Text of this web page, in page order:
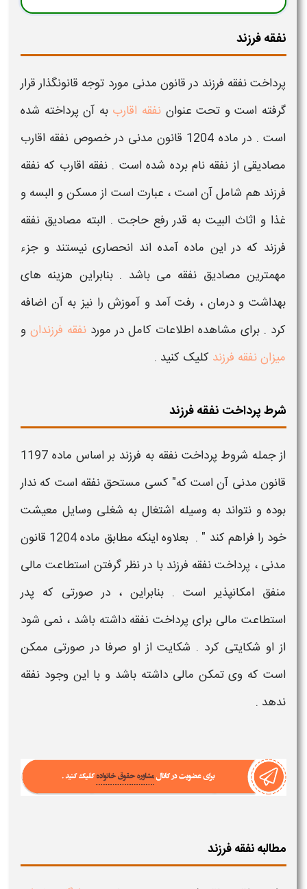
نفقه فرزند
پرداخت نفقه فرزند در قانون مدنی مورد توجه قانونگذار قرار
گرفته است و تحت عنوان نفقه اقارببه آن پرداخته شده
است . در ماده 1204 قانون مدنی در خصوص نفقه اقارب
مصادیقی از نفقه نام برده شده است . نفقه اقارب که نفقه
فرزند هم شامل آن است ، عبارت است از مسکن و البسه و
غذا و اثاث البیت به قدر رفع حاجت . البته مصادیق نفقه
فرزند که در این ماده آمده اند انحصاری نیستند و جزء
مهمترین مصادیق نفقه می باشد . بنابراین هزینه های
بهداشت و درمان ، رفت آمد و آموزش را نیز به آن اضافه
کرد . برای مشاهده اطلاعات کامل در مورد نفقه فرزندان و
میزان نفقه فرزند کلیک کنید .
شرط پرداخت نفقه فرزند
از جمله شروط پرداخت نفقه به فرزند
بر اساس ماده 1197
قانون مدنی آن است که" کسی مستحق نفقه است که ندار
بوده و نتواند به وسیله اشتغال به شغلی وسایل معیشت
خود را فراهم کند " . بعلاوه اینکه مطابق ماده 1204 قانون
مدنی ، پرداخت نفقه فرزند با در نظر گرفتن استطاعت مالی
منفق امکانپذیر است . بنابراین ، در صورتی که پدر
استطاعت مالی برای پرداخت نفقه داشته باشد ، نمی شود
از او شکایتی کرد . شکایت از او صرفا در صورتی ممکن
است که وی تمکن مالی داشته باشد و با این وجود نفقه
ندهد .
مطالبه نفقه فرزند